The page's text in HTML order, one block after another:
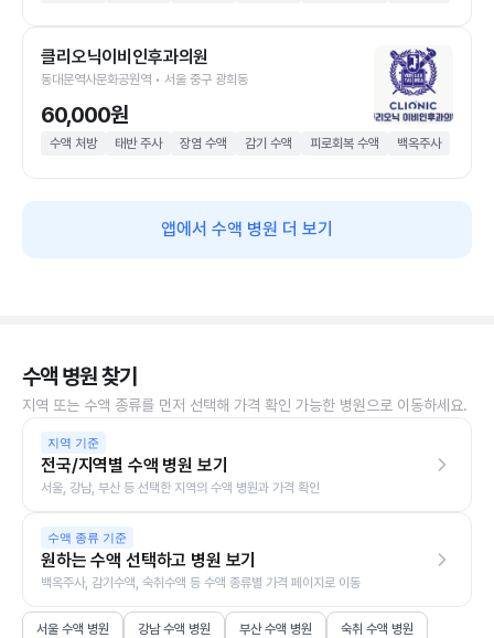
클리오닉이비인후과의원
동대문역사문화공원역 • 서울 중구 광희동
60,000원
수액 처방 태반 주사 장염 수액 감기 수액 피로회복 수액 백옥주사
앱에서 수액 병원 더 보기
수액 병원 찾기
지역 또는 수액 종류를 먼저 선택해 가격 확인 가능한 병원으로 이동하세요.
지역 기준
전국/지역별 수액 병원 보기
서울, 강남, 부산 등 선택한 지역의 수액 병원과 가격 확인
수액 종류 기준
원하는 수액 선택하고 병원 보기
백옥주사, 감기수액, 숙취수액 등 수액 종류별 가격 페이지로 이동
서울 수액 병원 강남 수액 병원 부산 수액 병원 숙취 수액 병원